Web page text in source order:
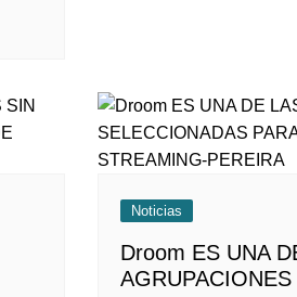
Noticias
Droom ES UNA
AGRUPACIONES